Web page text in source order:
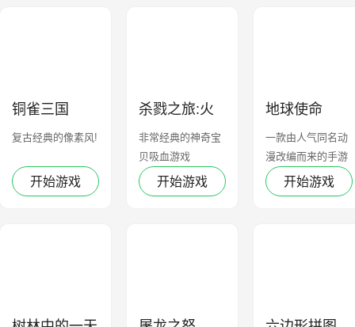
铜雀三国
复古经典的像素风!
开始游戏
杀戮之旅:火
线
非常经典的神奇宝
贝吸血游戏
开始游戏
地球使命
一款由人气同名动
漫改编而来的手游
开始游戏